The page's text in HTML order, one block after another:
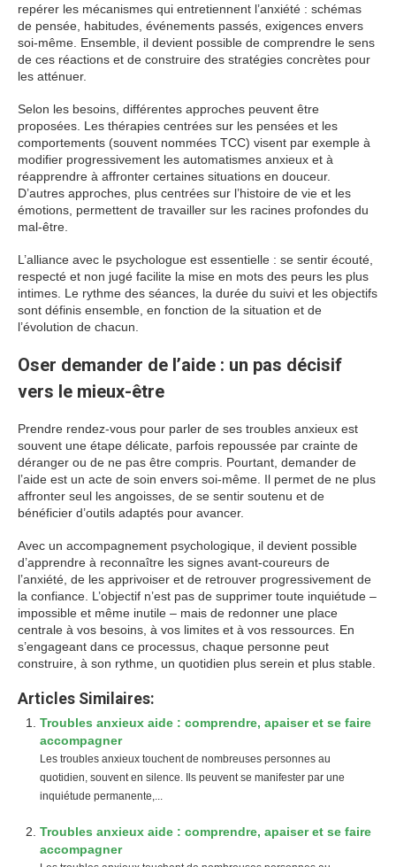
repérer les mécanismes qui entretiennent l’anxiété : schémas
de pensée, habitudes, événements passés, exigences envers
soi-même. Ensemble, il devient possible de comprendre le sens
de ces réactions et de construire des stratégies concrètes pour
les atténuer.
Selon les besoins, différentes approches peuvent être
proposées. Les thérapies centrées sur les pensées et les
comportements (souvent nommées TCC) visent par exemple à
modifier progressivement les automatismes anxieux et à
réapprendre à affronter certaines situations en douceur.
D’autres approches, plus centrées sur l’histoire de vie et les
émotions, permettent de travailler sur les racines profondes du
mal-être.
L’alliance avec le psychologue est essentielle : se sentir écouté,
respecté et non jugé facilite la mise en mots des peurs les plus
intimes. Le rythme des séances, la durée du suivi et les objectifs
sont définis ensemble, en fonction de la situation et de
l’évolution de chacun.
Oser demander de l’aide : un pas décisif
vers le mieux-être
Prendre rendez-vous pour parler de ses troubles anxieux est
souvent une étape délicate, parfois repoussée par crainte de
déranger ou de ne pas être compris. Pourtant, demander de
l’aide est un acte de soin envers soi-même. Il permet de ne plus
affronter seul les angoisses, de se sentir soutenu et de
bénéficier d’outils adaptés pour avancer.
Avec un accompagnement psychologique, il devient possible
d’apprendre à reconnaître les signes avant-coureurs de
l’anxiété, de les apprivoiser et de retrouver progressivement de
la confiance. L’objectif n’est pas de supprimer toute inquiétude –
impossible et même inutile – mais de redonner une place
centrale à vos besoins, à vos limites et à vos ressources. En
s’engageant dans ce processus, chaque personne peut
construire, à son rythme, un quotidien plus serein et plus stable.
Articles Similaires:
Troubles anxieux aide : comprendre, apaiser et se faire
accompagner
Les troubles anxieux touchent de nombreuses personnes au
quotidien, souvent en silence. Ils peuvent se manifester par une
inquiétude permanente,...
Troubles anxieux aide : comprendre, apaiser et se faire
accompagner